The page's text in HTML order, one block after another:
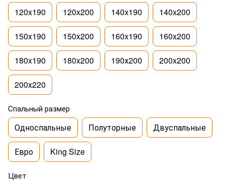
120x190 120x200 140x190 140x200
150x190 150x200 160x190 160x200
180x190 180x200 190х200 200x200
200х220
Спальный размер
Односпальные Полуторные Двуспальные
Евро King Size
Цвет